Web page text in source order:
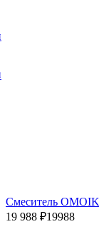
Смеситель
19 988 ₽19988